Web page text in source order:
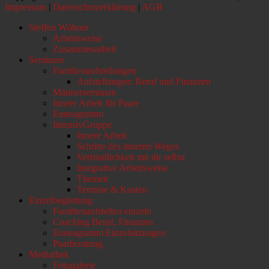
Impressum | Datenschutzerklärung | AGB
oben
Steffen Wöhner
Arbeitsweise
Zusammenarbeit
Seminare
Familienaufstellungen
Aufstellungen: Beruf und Finanzen
Männerseminare
Innere Arbeit für Paare
Enneagramm
IntensivGruppe
Innere Arbeit
Schritte des inneren Weges
Verbindlichkeit mit dir selbst
Integrative Arbeitsweise
Themen
Termine & Kosten
Einzelbegleitung
Familienaufstellen einzeln
Coaching Beruf, Finanzen
Enneagramm Einzelsitzungen
Paarberatung
Mediathek
Fotogalerie